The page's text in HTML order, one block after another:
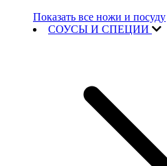
Показать все ножи и посуду
СОУСЫ И СПЕЦИИ